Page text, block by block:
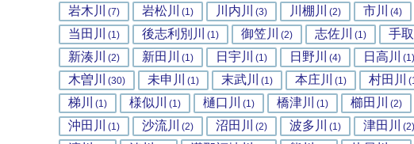
岩木川 (7) 岩松川 (1) 川内川 (3) 川棚川 (2) 市川 (4)
当田川 (1) 後志利別川 (1) 御笠川 (2) 志佐川 (1) 手取
新湊川 (2) 新田川 (1) 日宇川 (1) 日野川 (4) 日高川 (1)
木曽川 (30) 未申川 (1) 末武川 (1) 本庄川 (1) 村田川
梯川 (1) 様似川 (1) 樋口川 (1) 橋津川 (1) 櫛田川 (2)
沖田川 (1) 沙流川 (2) 沼田川 (2) 波多川 (1) 津田川 (2)